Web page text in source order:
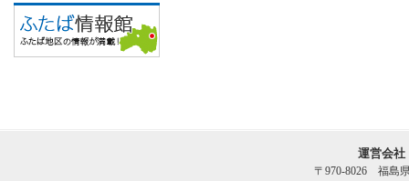
運営会
〒970-8026 福島